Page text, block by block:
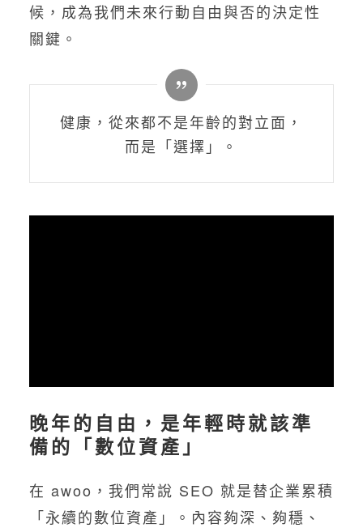
候，成為我們未來行動自由與否的決定性
關鍵。
健康，從來都不是年齡的對立面，
而是「選擇」。
晚年的自由，是年輕時就該準
備的「數位資產」
在 awoo，我們常說 SEO 就是替企業累積
「永續的數位資產」。內容夠深、夠穩、